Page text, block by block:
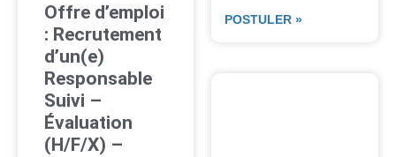
Offre d’emploi
: Recrutement
d’un(e)
Responsable
Suivi –
Évaluation
(H/F/X) –
POSTULER »